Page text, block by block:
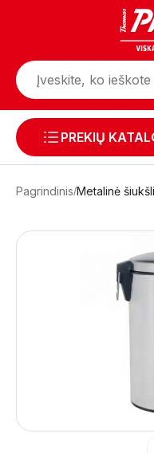
PREKIŲ
Pagrindinis Metalinė